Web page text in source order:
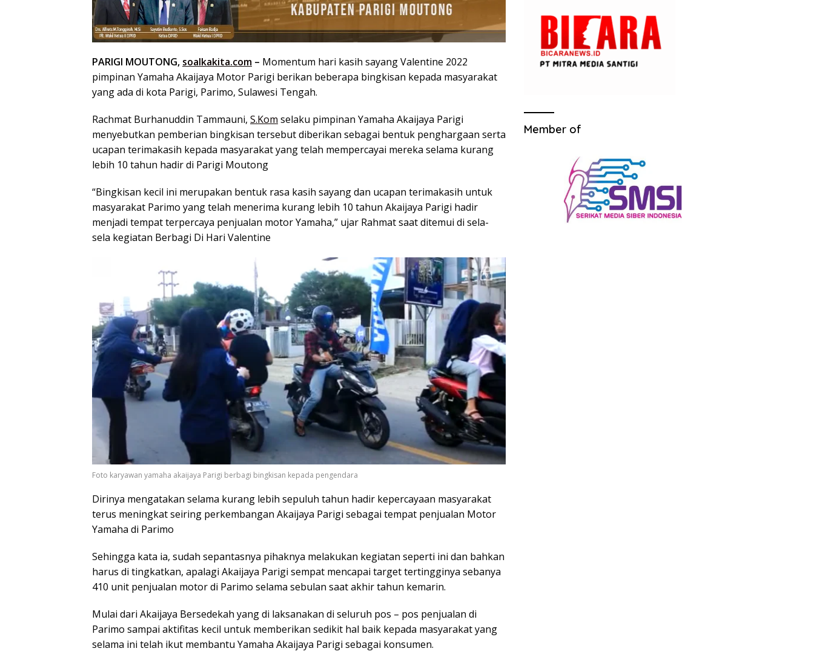
PARIGI MOUTONG, soalkakita.com – Momentum hari kasih sayang Valentine 2022
pimpinan Yamaha Akaijaya Motor Parigi berikan beberapa bingkisan kepada masyarakat
yang ada di kota Parigi, Parimo, Sulawesi Tengah.
Rachmat Burhanuddin Tammauni, S.Kom selaku pimpinan Yamaha Akaijaya Parigi
menyebutkan pemberian bingkisan tersebut diberikan sebagai bentuk penghargaan serta
ucapan terimakasih kepada masyarakat yang telah mempercayai mereka selama kurang
lebih 10 tahun hadir di Parigi Moutong
“Bingkisan kecil ini merupakan bentuk rasa kasih sayang dan ucapan terimakasih untuk
masyarakat Parimo yang telah menerima kurang lebih 10 tahun Akaijaya Parigi hadir
menjadi tempat terpercaya penjualan motor Yamaha,” ujar Rahmat saat ditemui di sela-
sela kegiatan Berbagi Di Hari Valentine
Foto karyawan yamaha akaijaya Parigi berbagi bingkisan kepada pengendara
Dirinya mengatakan selama kurang lebih sepuluh tahun hadir kepercayaan masyarakat
terus meningkat seiring perkembangan Akaijaya Parigi sebagai tempat penjualan Motor
Yamaha di Parimo
Sehingga kata ia, sudah sepantasnya pihaknya melakukan kegiatan seperti ini dan bahkan
harus di tingkatkan, apalagi Akaijaya Parigi sempat mencapai target tertingginya sebanya
410 unit penjualan motor di Parimo selama sebulan saat akhir tahun kemarin.
Mulai dari Akaijaya Bersedekah yang di laksanakan di seluruh pos – pos penjualan di
Parimo sampai aktifitas kecil untuk memberikan sedikit hal baik kepada masyarakat yang
selama ini telah ikut membantu Yamaha Akaijaya Parigi sebagai konsumen.
Member of